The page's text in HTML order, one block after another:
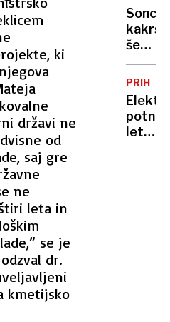
ki
državi ne
od
saj gre
ne
leta in
se je
dr.
kmetijsko
bile
tako
sladke
vas
na
bregu,
več
Sonce,
še
nismo
videli:
novi
razkrili
doslej
letala